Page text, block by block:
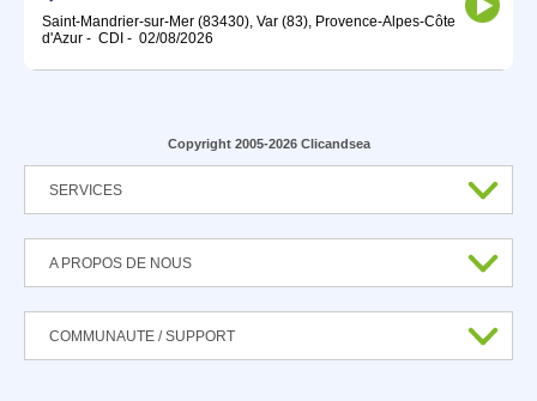
Saint-Mandrier-sur-Mer (83430), Var (83), Provence-Alpes-Côte
d'Azur - CDI - 02/08/2026
Copyright 2005-2026 Clicandsea
SERVICES
A PROPOS DE NOUS
COMMUNAUTE / SUPPORT